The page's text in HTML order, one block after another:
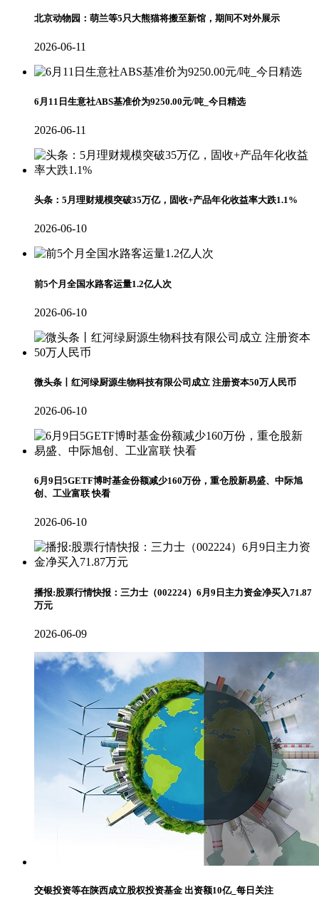
北京动物园：萌兰等5只大熊猫将搬至新馆，期间不对外展示
2026-06-11
6月11日生意社ABS基准价为9250.00元/吨_今日精选
2026-06-11
头条：5月理财规模突破35万亿，固收+产品年化收益率大跌1.1%
2026-06-10
前5个月全国水路客运量1.2亿人次
2026-06-10
微头条丨红河绿厨源生物科技有限公司成立 注册资本50万人民币
2026-06-10
6月9日5GETF博时基金份额减少160万份，重仓股新易盛、中际旭
创、工业富联 快看
2026-06-10
播报:股票行情快报：三力士（002224）6月9日主力资金净买入71.87
万元
2026-06-09
交银投资等在陕西成立股权投资基金 出资额10亿_每日关注